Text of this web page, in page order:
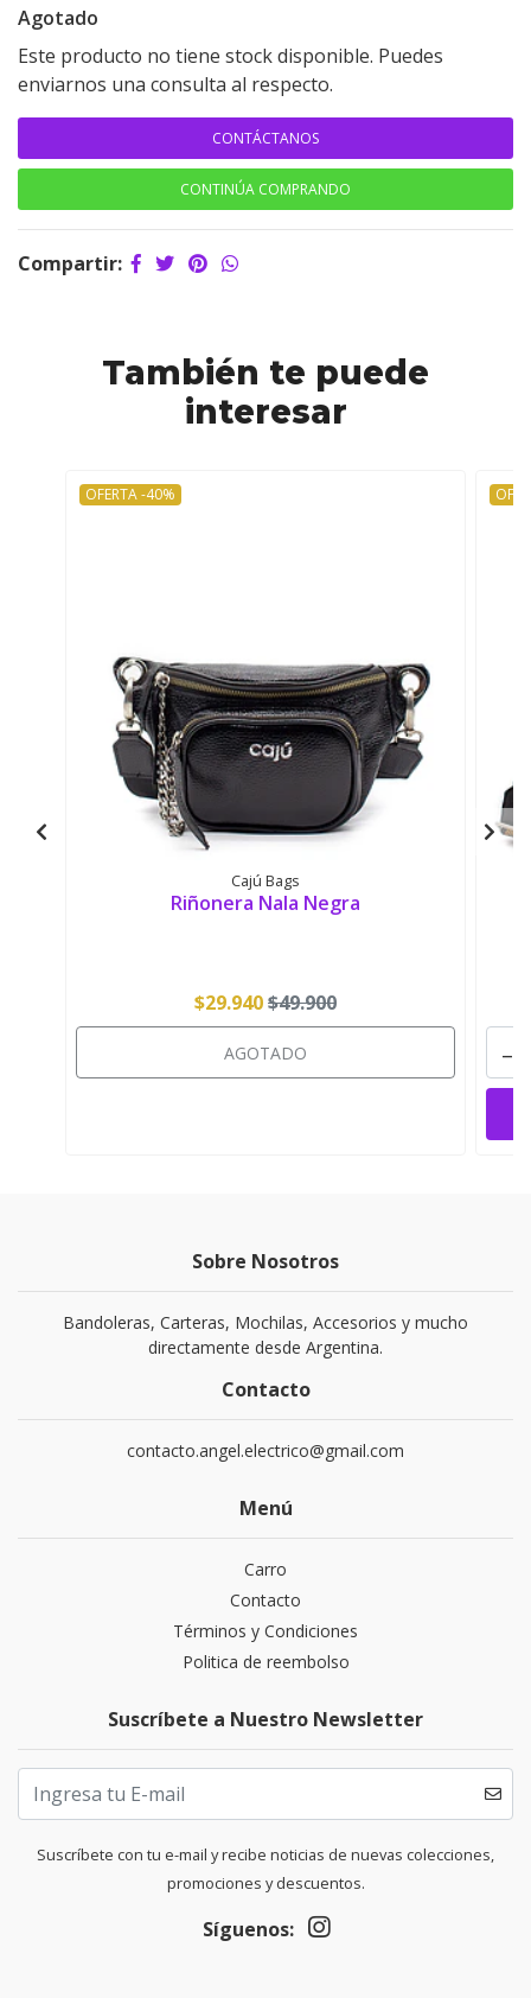
Agotado
Este producto no tiene stock disponible. Puedes
enviarnos una consulta al respecto.
CONTÁCTANOS
CONTINÚA COMPRANDO
Compartir:
También te puede
interesar
OFERTA -40%
Cajú Bags
Riñonera Nala Negra
$29.940$49.900
AGOTADO -
Sobre Nosotros
Bandoleras, Carteras, Mochilas, Accesorios y mucho
directamente desde Argentina.
Contacto
contacto.angel.electrico@gmail.com
Menú
Carro
Contacto
Términos y Condiciones
Politica de reembolso
Suscríbete a Nuestro Newsletter
Suscríbete con tu e-mail y recibe noticias de nuevas colecciones,
promociones y descuentos.
Síguenos: